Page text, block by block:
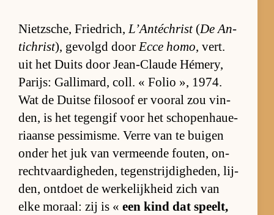
Nietz­sche, Frie­d­rich,L’Antéchrist(De An­
ti­christ), ge­volgd doorEcce homo, vert.
uit het Duits door Je­an-Claude Hé­mery,
Pa­rijs: Gal­li­mard, coll. « Fo­lio », 1974.
Wat de Duitse fi­lo­soof er vooral zou vin­
den, is het te­gen­gif voor het scho­pen­hau­e­
ri­aanse pes­si­mis­me. Verre van te bui­gen
on­der het juk van ver­meende fou­ten, on­
recht­vaar­dig­he­den, te­gen­strij­dig­he­den, lij­
den, ont­doet de wer­ke­lijk­heid zich van
elke mo­raal: zij is « een kind dat speelt,